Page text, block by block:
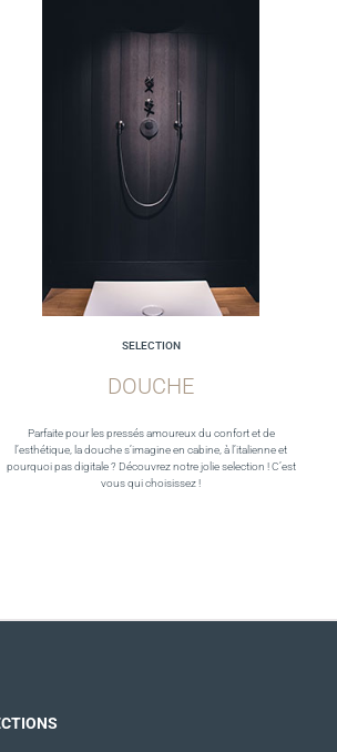
SELECTION
DOUCHE
Parfaite pour les pressés amoureux du confort et de
l’esthétique, la douche s’imagine en cabine, à l’italienne et
pourquoi pas digitale ? Découvrez notre jolie selection ! C’est
vous qui choisissez !